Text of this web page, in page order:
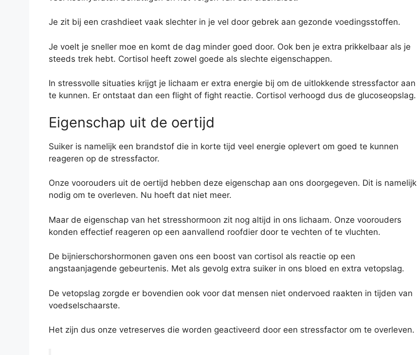
Je zit bij een crashdieet vaak slechter in je vel door gebrek aan gezonde voedingsstoffen.
Je voelt je sneller moe en komt de dag minder goed door. Ook ben je extra prikkelbaar als je
steeds trek hebt. Cortisol heeft zowel goede als slechte eigenschappen.
In stressvolle situaties krijgt je lichaam er extra energie bij om de uitlokkende stressfactor aan
te kunnen. Er ontstaat dan een flight of fight reactie. Cortisol verhoogd dus de glucoseopslag.
Eigenschap uit de oertijd
Suiker is namelijk een brandstof die in korte tijd veel energie oplevert om goed te kunnen
reageren op de stressfactor.
Onze voorouders uit de oertijd hebben deze eigenschap aan ons doorgegeven. Dit is namelijk
nodig om te overleven. Nu hoeft dat niet meer.
Maar de eigenschap van het stresshormoon zit nog altijd in ons lichaam. Onze voorouders
konden effectief reageren op een aanvallend roofdier door te vechten of te vluchten.
De bijnierschorshormonen gaven ons een boost van cortisol als reactie op een
angstaanjagende gebeurtenis. Met als gevolg extra suiker in ons bloed en extra vetopslag.
De vetopslag zorgde er bovendien ook voor dat mensen niet ondervoed raakten in tijden van
voedselschaarste.
Het zijn dus onze vetreserves die worden geactiveerd door een stressfactor om te overleven.